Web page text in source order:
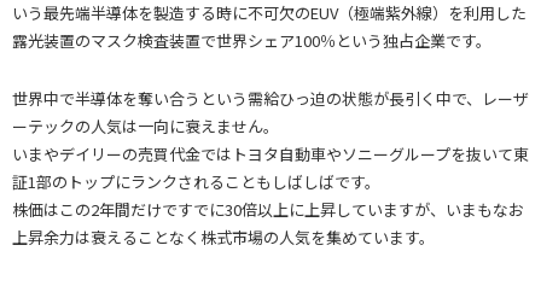
いう最先端半導体を製造する時に不可欠のEUV（極端紫外線）を利用した
露光装置のマスク検査装置で世界シェア100％という独占企業です。
世界中で半導体を奪い合うという需給ひっ迫の状態が長引く中で、レーザ
ーテックの人気は一向に衰えません。
いまやデイリーの売買代金ではトヨタ自動車やソニーグループを抜いて東
証1部のトップにランクされることもしばしばです。
株価はこの2年間だけですでに30倍以上に上昇していますが、いまもなお
上昇余力は衰えることなく株式市場の人気を集めています。